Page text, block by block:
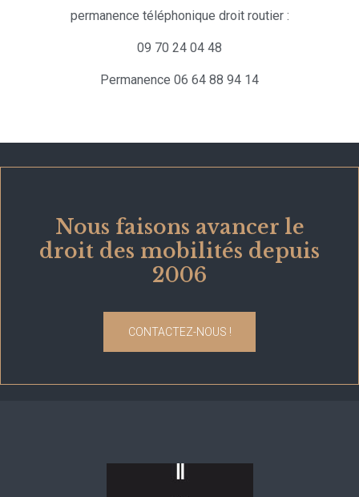
permanence téléphonique droit routier :
09 70 24 04 48
Permanence 06 64 88 94 14
Nous faisons avancer le
droit des mobilités depuis
2006
CONTACTEZ-NOUS !